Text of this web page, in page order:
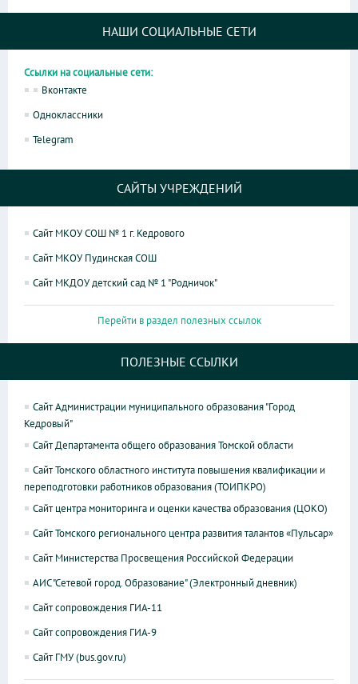
НАШИ СОЦИАЛЬНЫЕ СЕТИ
Ссылки на социальные сети:
Вконтакте
Одноклассники
Telegram
САЙТЫ УЧРЕЖДЕНИЙ
Сайт МКОУ СОШ № 1 г. Кедрового
Сайт МКОУ Пудинская СОШ
Сайт МКДОУ детский сад № 1 "Родничок"
Перейти в раздел полезных ссылок
ПОЛЕЗНЫЕ ССЫЛКИ
Сайт Администрации муниципального образования "Город
Кедровый"
Сайт Департамента общего образования Томской области
Сайт Томского областного института повышения квалификации и
переподготовки работников образования (ТОИПКРО)
Сайт центра мониторинга и оценки качества образования (ЦОКО)
Сайт Томского регионального центра развития талантов «Пульсар»
Сайт Министерства Просвещения Российской Федерации
АИС "Сетевой город. Образование" (Электронный дневник)
Сайт сопровождения ГИА-11
Сайт сопровождения ГИА-9
Сайт ГМУ (bus.gov.ru)